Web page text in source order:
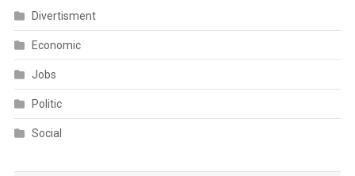
Divertisment
Economic
Jobs
Politic
Social